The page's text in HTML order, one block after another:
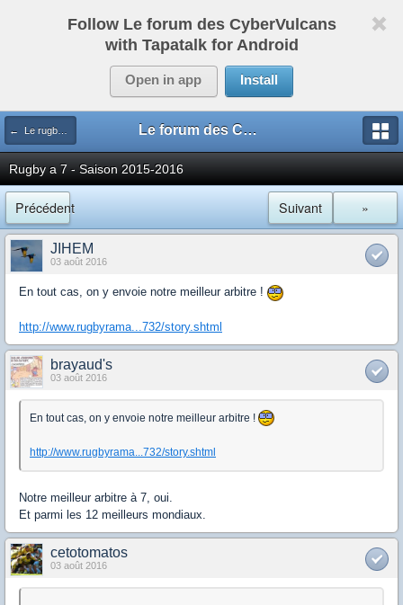
Follow Le forum des CyberVulcans
with Tapatalk for Android
Open in app Install
← Le rugby international Le forum des CyberVulcans
Rugby a 7 - Saison 2015-2016
Précédent »
Suivant
JIHEM
03 août 2016
En tout cas, on y envoie notre meilleur arbitre !
http://www.rugbyrama...732/story.shtml
brayaud's
03 août 2016
En tout cas, on y envoie notre meilleur arbitre !
http://www.rugbyrama...732/story.shtml
Notre meilleur arbitre à 7, oui.
Et parmi les 12 meilleurs mondiaux.
cetotomatos
03 août 2016